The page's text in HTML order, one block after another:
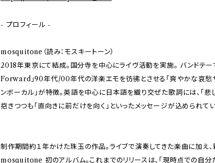
- プロフィール -
mosquitone（読み：モスキートーン）
2018年東京にて結成。国分寺を中心にライヴ活動を実施。 バンドテ
Forward」90年代/00年代の洋楽エモを彷彿とさせる「爽やかな哀愁サ
ンボーカル」が特徴。英語を中心に日本語を織り交ぜた歌詞には、「悲し
抱きつつも「直向きに前だけを向く」といったメッセージが込められてい
制作期間約１年かけた珠玉の作品。ライブで演奏してきた楽曲に加え、
mosquitone 初のアルバム。これまでのリリースは、「現時点での自